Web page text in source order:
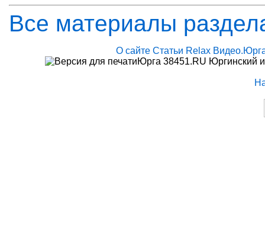
Все материалы
О сайте Статьи Relax
Юрга 38451.RU Юргинский